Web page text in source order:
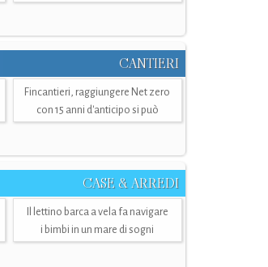
CANTIERI
Fincantieri, raggiungere Net zero
con 15 anni d'anticipo si può
CASE & ARREDI
Il lettino barca a vela fa navigare
i bimbi in un mare di sogni